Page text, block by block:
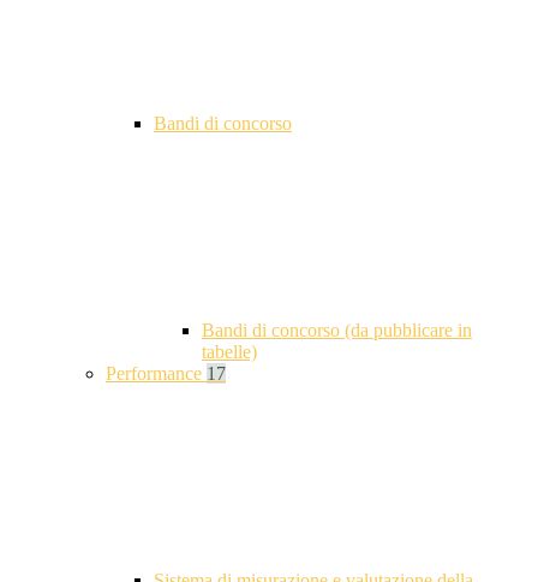
Bandi di concorso
Bandi di concorso (da pubblicare in
tabelle)
Performance 17